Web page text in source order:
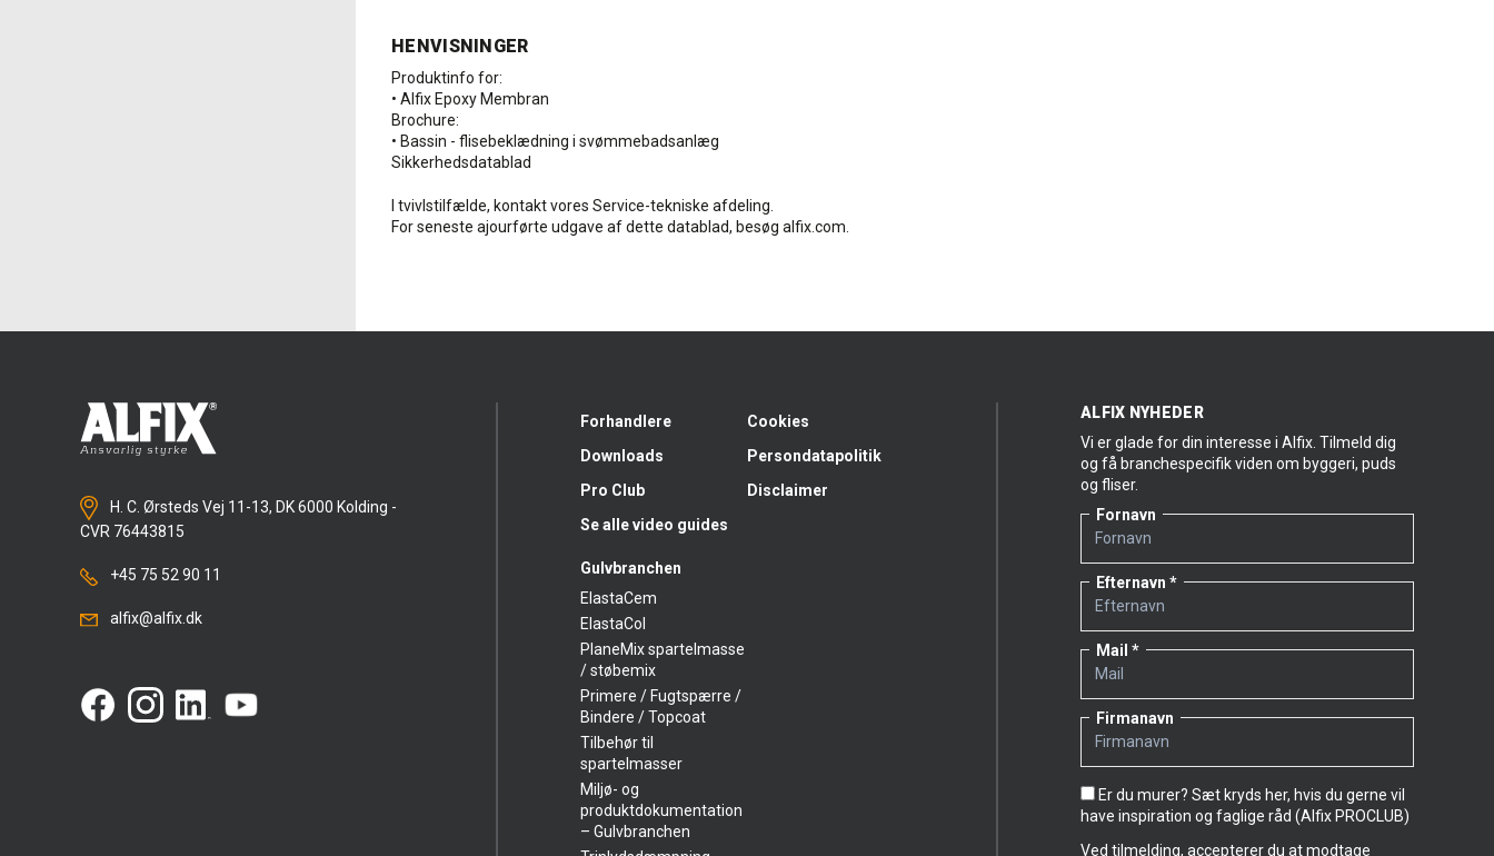
HENVISNINGER
Produktinfo for:
• Alfix Epoxy Membran
Brochure:
• Bassin - flisebeklædning i svømmebadsanlæg
Sikkerhedsdatablad
I tvivlstilfælde, kontakt vores Service-tekniske afdeling.
For seneste ajourførte udgave af dette datablad, besøg alfix.com.
H. C. Ørsteds Vej 11-13, DK 6000 Kolding -
CVR 76443815
+45 75 52 90 11
alfix@alfix.dk
Forhandlere
Downloads
Pro Club
Se alle video guides
Gulvbranchen
ElastaCem
ElastaCol
PlaneMix spartelmasse
/ støbemix
Primere / Fugtspærre /
Bindere / Topcoat
Tilbehør til
spartelmasser
Miljø- og
produktdokumentation
– Gulvbranchen
Cookies
Persondatapolitik
Disclaimer
ALFIX NYHEDER
Vi er glade for din interesse i Alfix. Tilmeld dig
og få branchespecifik viden om byggeri, puds
og fliser.
Fornavn
Efternavn
Mail
Firmanavn
Er du murer? Sæt kryds her, hvis du gerne vil
have inspiration og faglige råd (Alfix PROCLUB)
Ved tilmelding, accepterer du at modtage